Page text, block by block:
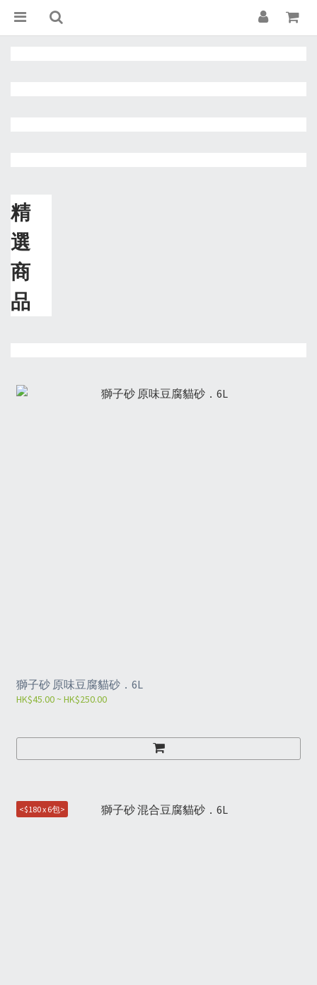
精
選
商
品
獅子砂 原味豆腐貓砂．6L
HK$45.00 ~ HK$250.00
<$180 x 6包>